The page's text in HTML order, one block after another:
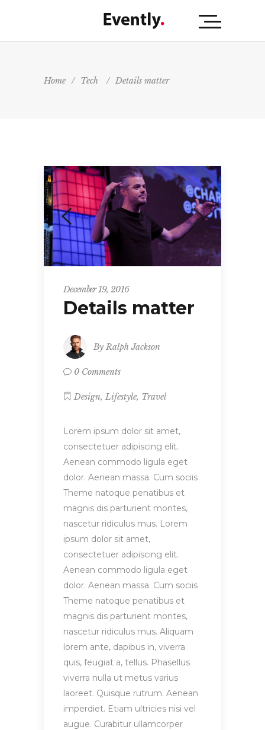
Home / Tech / Details matter
December 19, 2016
Details matter
By Ralph Jackson
0 Comments
Design, Lifestyle, Travel
Lorem ipsum dolor sit amet,
consectetuer adipiscing elit.
Aenean commodo ligula eget
dolor. Aenean massa. Cum sociis
Theme natoque penatibus et
magnis dis parturient montes,
nascetur ridiculus mus. Lorem
ipsum dolor sit amet,
consectetuer adipiscing elit.
Aenean commodo ligula eget
dolor. Aenean massa. Cum sociis
Theme natoque penatibus et
magnis dis parturient montes,
nascetur ridiculus mus. Aliquam
lorem ante, dapibus in, viverra
quis, feugiat a, tellus. Phasellus
viverra nulla ut metus varius
laoreet. Quisque rutrum. Aenean
imperdiet. Etiam ultricies nisi vel
augue. Curabitur ullamcorper